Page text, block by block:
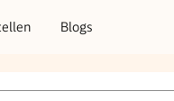
Blogs